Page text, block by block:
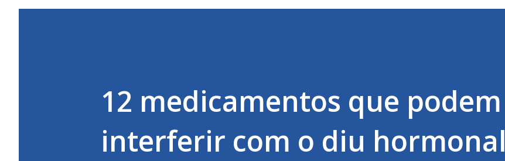
12 medicamentos que podem
interferir com o diu hormonal